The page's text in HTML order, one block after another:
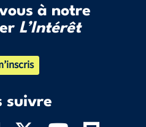
à notre
L’Intérêt
suivre